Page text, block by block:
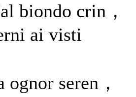
biondo crin，
ai visti
seren，